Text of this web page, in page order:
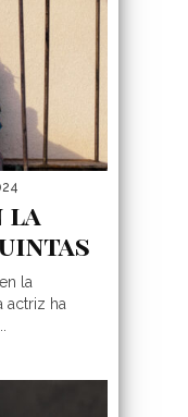
la
la
actriz ha